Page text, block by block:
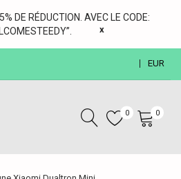
DE RÉDUCTION. AVEC LE CODE:
x
EUR
0 0